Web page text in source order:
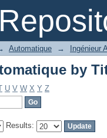
by
Automatique → Ingénieur
by
U V W X Y Z
Results: